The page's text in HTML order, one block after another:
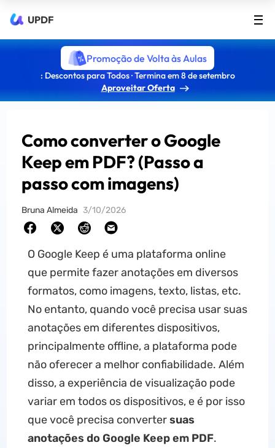
UPDF
Promoção de Volta às Aulas
: Descontos para Todos · Termina em 8 de setembro
Aproveitar Oferta
Como converter o Google
Keep em PDF? (Passo a
passo com imagens)
Bruna Almeida 3/10/2026
O Google Keep é uma plataforma online
que permite fazer anotações em diversos
formatos, como imagens, texto, listas, etc.
No entanto, quando você precisa usar suas
anotações em diferentes dispositivos,
principalmente offline, a plataforma pode
não oferecer a melhor confiabilidade. Além
disso, a experiência de visualização pode
variar em todos os dispositivos, e é por isso
que você precisa convertersuas
anotações do Google Keep em PDF.